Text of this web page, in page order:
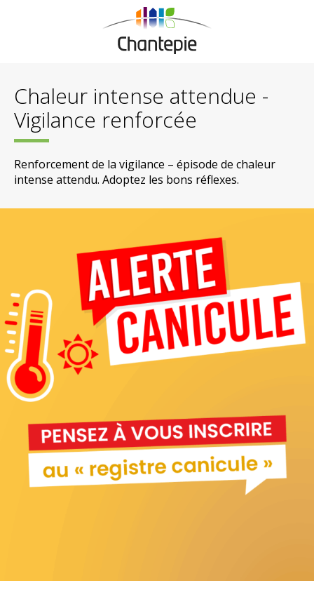
Chaleur intense attendue -
Vigilance renforcée
Renforcement de la vigilance – épisode de chaleur
intense attendu. Adoptez les bons réflexes.